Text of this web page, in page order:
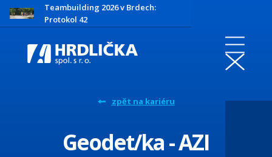
Teambuilding 2026 v Brdech:
Protokol 42
zpět na kariéru
Geodet/ka - AZI